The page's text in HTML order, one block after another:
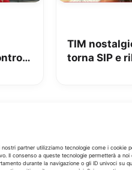
partner utilizziamo tecnologie come i cookie
Il consenso a queste tecnologie permetterà a
durante la navigazione o gli ID univoci su
TIM
torna SIP e